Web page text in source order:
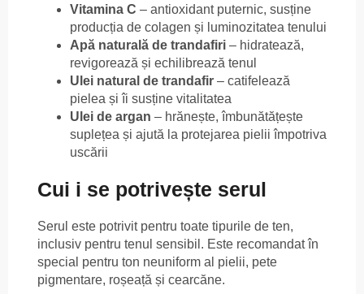
Vitamina C – antioxidant puternic, susține
producția de colagen și luminozitatea tenului
Apă naturală de trandafiri – hidratează,
revigorează și echilibrează tenul
Ulei natural de trandafir – catifelează
pielea și îi susține vitalitatea
Ulei de argan – hrănește, îmbunătățește
suplețea și ajută la protejarea pielii împotriva
uscării
Cui i se potrivește serul
Serul este potrivit pentru toate tipurile de ten,
inclusiv pentru tenul sensibil. Este recomandat în
special pentru ton neuniform al pielii, pete
pigmentare, roșeață și cearcăne.